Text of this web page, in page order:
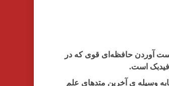
آوردن حافظه‌ای قوی که در
است.
وسیله ی آخرین متدهای علم